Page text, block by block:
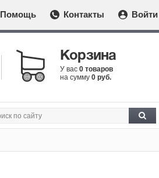
Помощь Контакты Войти
Корзина
У вас 0 товаров
на сумму 0 руб.